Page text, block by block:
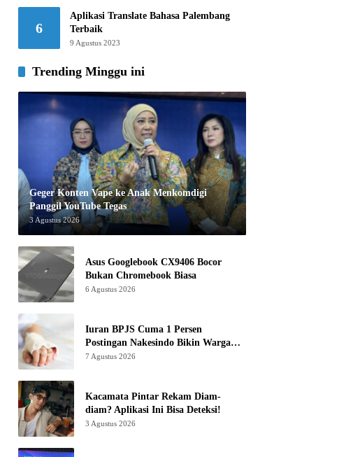
6
Aplikasi Translate Bahasa Palembang
Terbaik
9 Agustus 2023
Trending Minggu ini
Geger Konten Vape ke Anak Menkomdigi
Panggil YouTube Tegas
3 Agustus 2026
Asus Googlebook CX9406 Bocor
Bukan Chromebook Biasa
6 Agustus 2026
Iuran BPJS Cuma 1 Persen
Postingan Nakesindo Bikin Warganet
Murka
7 Agustus 2026
Kacamata Pintar Rekam Diam-
diam? Aplikasi Ini Bisa Deteksi!
3 Agustus 2026